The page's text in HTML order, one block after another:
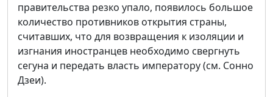
правительства резко упало, появилось большое
количество противников открытия страны,
считавших, что для возвращения к изоляции и
изгнания иностранцев необходимо свергнуть
сегуна и передать власть императору (см. Сонно
Дзеи).